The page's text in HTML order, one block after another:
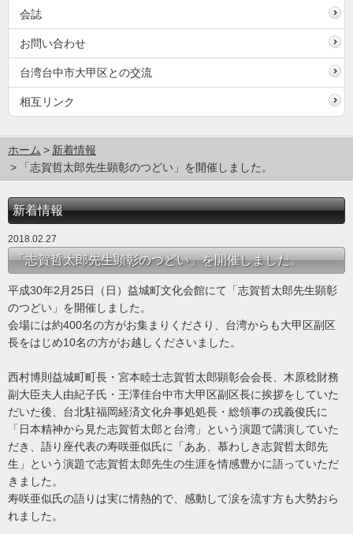
会誌
お問い合わせ
台湾台中市大甲区との交流
相互リンク
ホーム
新着情報
「志賀哲太郎先生顕彰のつどい」を開催しました。
新着情報
2018.02.27
「志賀哲太郎先生顕彰のつどい」を開催しました。
平成30年2月25日（日）益城町文化会館にて「志賀哲太郎先生顕彰
のつどい」を開催しました。
会場には約400名の方がお集まりくださり、台湾からも大甲区副区
長をはじめ10名の方がお越しくださいました。
西村博則益城町町長・宮本睦士志賀哲太郎顕彰会会長、木原稔財務
副大臣夫人由紀子氏・王澤佳台中市大甲区副区長に挨拶をしていた
だいた後、台北駐福岡経済文化弁事処処長・総領事の戎義俊氏に
「日本精神から見た志賀哲太郎と台湾」という演題で講演していた
だき、語り座代表の寿咲亜似氏に「ああ、慕わしき志賀哲太郎先
生」という演題で志賀哲太郎先生の生涯を情感豊かに語っていただ
きました。
寿咲亜似氏の語りは実に情熱的で、感動して涙を流す方も大勢おら
れました。